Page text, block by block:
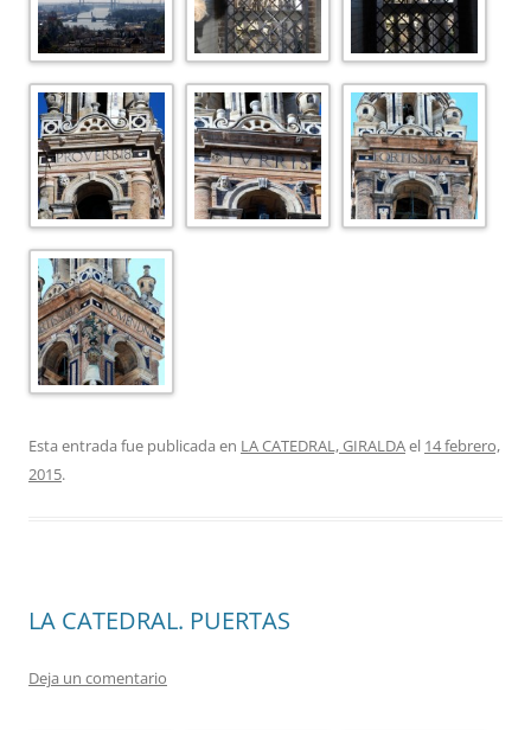
Esta entrada fue publicada en LA CATEDRAL, GIRALDAel 14 febrero,
2015.
LA CATEDRAL. PUERTAS
Deja un comentario